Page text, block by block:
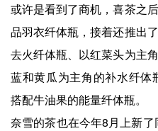
或许是看到了商机，喜茶之
品羽衣纤体瓶，接着还推出
去火纤体瓶、以红菜头为主
蓝和黄瓜为主角的补水纤
搭配牛油果的能量纤体瓶。
奈雪的茶也在今年8月上新